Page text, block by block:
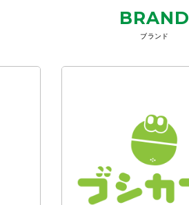
BRAND
ブランド